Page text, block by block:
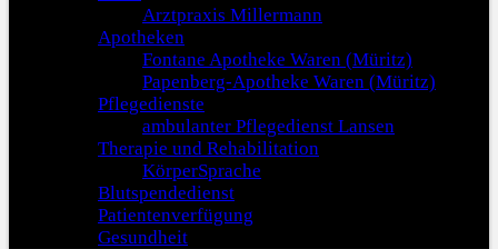
Arztpraxis Millermann
Apotheken
Fontane Apotheke Waren (Müritz)
Papenberg-Apotheke Waren (Müritz)
Pflegedienste
ambulanter Pflegedienst Lansen
Therapie und Rehabilitation
KörperSprache
Blutspendedienst
Patientenverfügung
Gesundheit